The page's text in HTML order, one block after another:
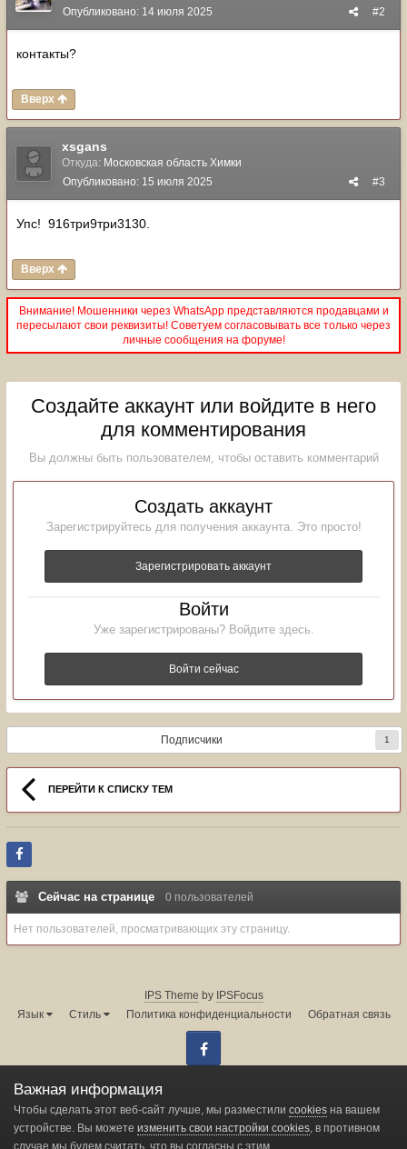
#2
Опубликовано: 14 июля 2025
контакты?
Вверх
xsgans
Откуда: Московская область Химки
#3
Опубликовано: 15 июля 2025
Упс! 916три9три3130.
Вверх
Внимание! Мошенники через WhatsApp представляются продавцами и
пересылают свои реквизиты! Советуем согласовывать все только через
личные сообщения на форуме!
Создайте аккаунт или войдите в него
для комментирования
Вы должны быть пользователем, чтобы оставить комментарий
Создать аккаунт
Зарегистрируйтесь для получения аккаунта. Это просто!
Зарегистрировать аккаунт
Войти
Уже зарегистрированы? Войдите здесь.
Войти сейчас
Подписчики 1
ПЕРЕЙТИ К СПИСКУ ТЕМ
Сейчас на странице 0 пользователей
Нет пользователей, просматривающих эту страницу.
IPS Theme by IPSFocus
Язык
Стиль Политика конфиденциальности Обратная связь
Администрация форума:
Powered by Invision Community
Важная информация
Чтобы сделать этот веб-сайт лучше, мы разместили cookies на вашем
устройстве. Вы можете изменить свои настройки cookies, в противном
случае мы будем считать, что вы согласны с этим.